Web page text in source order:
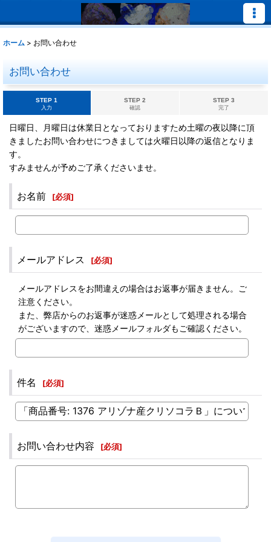
ホーム > お問い合わせ
お問い合わせ
STEP 1
入力
STEP 2
確認
STEP 3
完了
日曜日、月曜日は休業日となっておりますため土曜の夜以降に頂
きましたお問い合わせにつきましては火曜日以降の返信となりま
す。
すみませんが予めご了承くださいませ。
お名前 [必須]
メールアドレス [必須]
メールアドレスをお間違えの場合はお返事が届きません。ご
注意ください。
また、弊店からのお返事が迷惑メールとして処理される場合
がございますので、迷惑メールフォルダもご確認ください。
件名 [必須]
お問い合わせ内容 [必須]